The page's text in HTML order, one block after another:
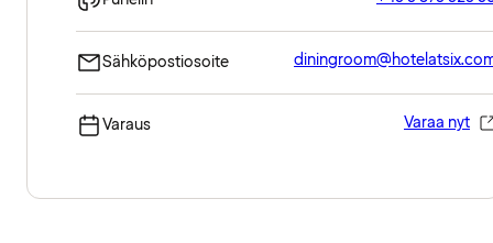
Sähköpostiosoite
Varaus Varaa nyt